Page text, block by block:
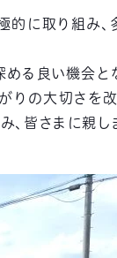
に取り組み、
る良い機会と
りの大切さを改
皆さまに親し